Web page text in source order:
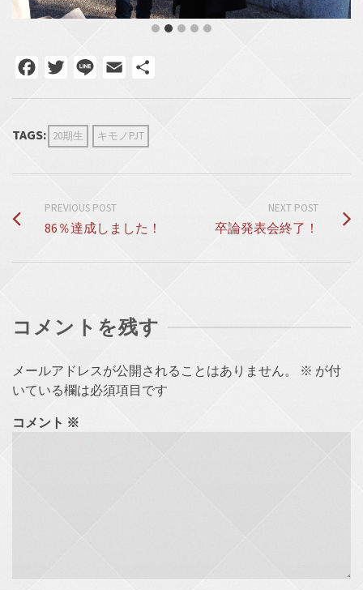
FacebookTwitterLine Email
TAGS: 20期生 キモノPJT
PREVIOUS POST
86％達成しました！
NEXT POST
卒論発表会終了！
コメントを残す
メールアドレスが公開されることはありません。 ※ が付
いている欄は必須項目です
コメント ※